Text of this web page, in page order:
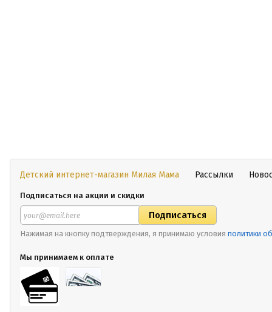
Детский интернет-магазин Милая Мама Рассылки
Подписаться на акции и скидки
Нажимая на кнопку подтверждения, я принимаю условия политики
Мы принимаем к оплате